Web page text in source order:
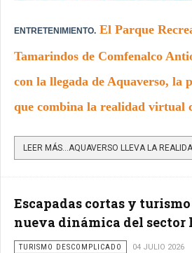
ENTRETENIMIENTO. El Parque
Tamarindos de Comfenalco
con la llegada de Aquaverso, la
que combina la realidad virtual
Escapadas cortas y
nueva dinámica del sector
TURISMO DESCOMPLICADO 04 JULIO 2026